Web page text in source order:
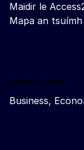
Maidir le
Mapa an tsuímh
Related sites
Business,